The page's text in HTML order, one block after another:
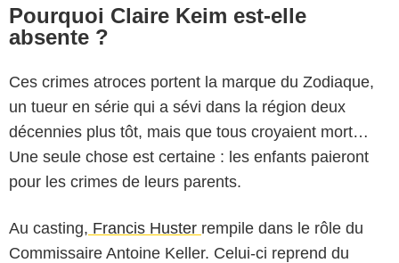
Pourquoi Claire Keim est-elle
absente ?
Ces crimes atroces portent la marque du Zodiaque,
un tueur en série qui a sévi dans la région deux
décennies plus tôt, mais que tous croyaient mort…
Une seule chose est certaine : les enfants paieront
pour les crimes de leurs parents.
Au casting, Francis Huster rempile dans le rôle du
Commissaire Antoine Keller. Celui-ci reprend du